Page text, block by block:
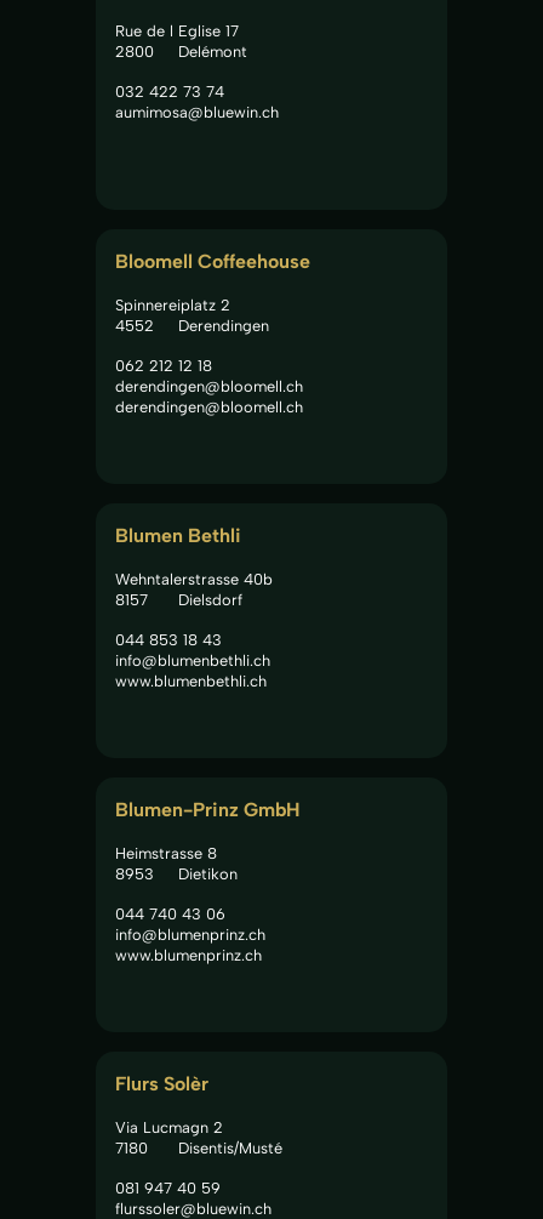
Rue de l Eglise 17
2800
Delémont
032 422 73 74
aumimosa@bluewin.ch
Bloomell Coffeehouse
Spinnereiplatz 2
4552
Derendingen
062 212 12 18
derendingen@bloomell.ch
derendingen@bloomell.ch
Blumen Bethli
Wehntalerstrasse 40b
8157
Dielsdorf
044 853 18 43
info@blumenbethli.ch
www.blumenbethli.ch
Blumen-Prinz GmbH
Heimstrasse 8
8953
Dietikon
044 740 43 06
info@blumenprinz.ch
www.blumenprinz.ch
Flurs Solèr
Via Lucmagn 2
7180
Disentis/Musté
081 947 40 59
flurssoler@bluewin.ch